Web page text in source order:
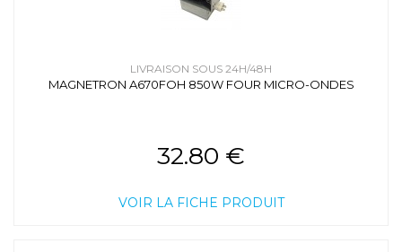
LIVRAISON SOUS 24H/48H
MAGNETRON A670FOH 850W FOUR MICRO-ONDES
32.80 €
VOIR LA FICHE PRODUIT